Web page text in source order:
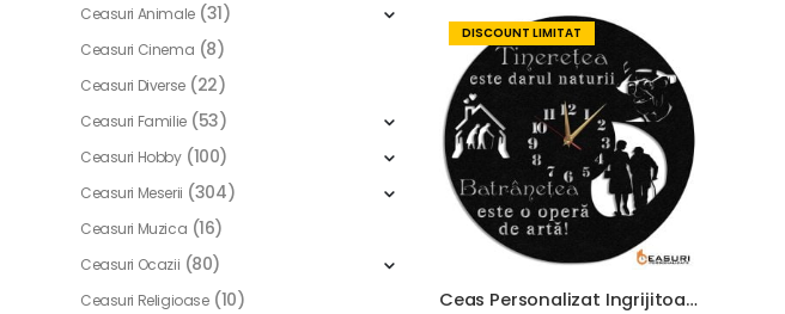
DISCOUNT LIMITAT
Ceas Personalizat Ingrijitoare Varstnici
Ceasuri Animale (31)
Ceasuri Cinema (8)
Ceasuri Diverse (22)
Ceasuri Familie (53)
Ceasuri Hobby (100)
Ceasuri Meserii (304)
Ceasuri Muzica (16)
Ceasuri Ocazii (80)
Ceasuri Religioase (10)